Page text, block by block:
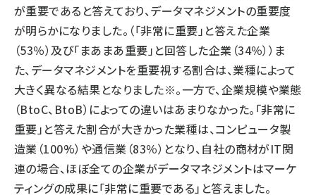
が重要であると答えており、データマネジメントの重要度
が明らかになりました。（「非常に重要」と答えた企業
（53％）及び「まあまあ重要」と回答した企業（34％））ま
た、データマネジメントを重要視する割合は、業種によって
大きく異なる結果となりました※。一方で、企業規模や業態
（BtoC、BtoB）によっての違いはあまりなかった。「非常に
重要」と答えた割合が大きかった業種は、コンピュータ製
造業（100%）や通信業（83％）となり、自社の商材がIT関
連の場合、ほぼ全ての企業がデータマネジメントはマーケ
ティングの成果に「非常に重要である」と答えました。